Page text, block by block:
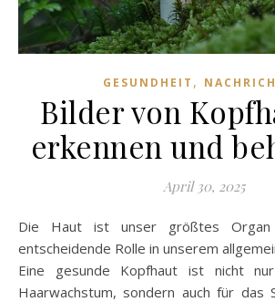
GESUNDHEIT ,
Bilder von
erkennen und
April 30, 2025
Die Haut ist unser größtes Organ und spielt eine
entscheidende Rolle in unserem
Eine gesunde Kopfhaut ist nicht
Haarwachstum, sondern auch für das